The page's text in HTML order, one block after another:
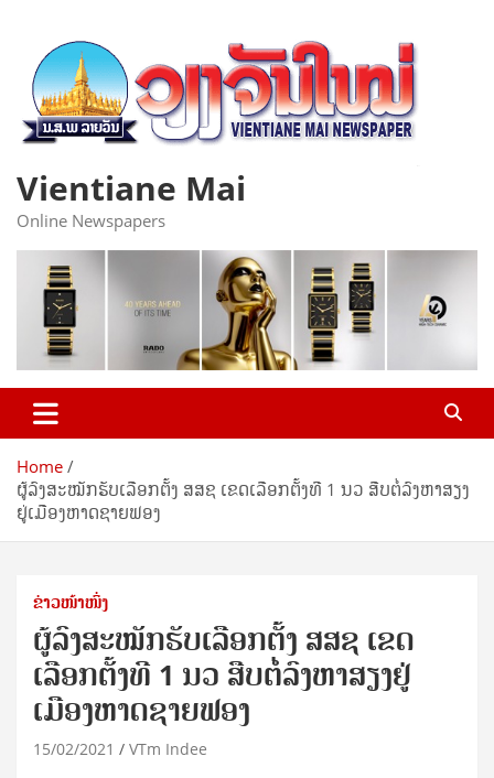
content
Vientiane Mai
Online Newspapers
Home
ຜູ້ລົງສະໝັກຮັບເລືອກຕັ້ງ ສສຊ ເຂດເລືອກຕັ້ງທີ 1 ນວ ສືບຕໍ່ລົງຫາສຽງ
ຢູ່ເມືອງຫາດຊາຍຟອງ
ຂ່າວໜ້າໜຶ່ງ
ຜູ້ລົງສະໝັກຮັບເລືອກຕັ້ງ ສສຊ ເຂດ
ເລືອກຕັ້ງທີ 1 ນວ ສືບຕໍ່ລົງຫາສຽງຢູ່
ເມືອງຫາດຊາຍຟອງ
15/02/2021 VTm Indee